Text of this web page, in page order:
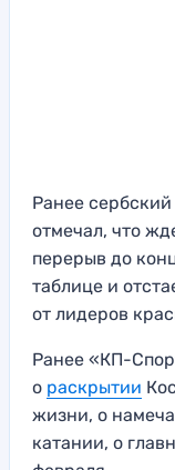
Ранее
отмечал, что
перерыв до
таблице и
от лидеров
Ранее «КП-
о раскрытии
жизни, о
катании, о